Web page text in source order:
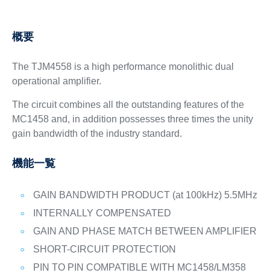
概要
The TJM4558 is a high performance monolithic dual
operational amplifier.
The circuit combines all the outstanding features of the
MC1458 and, in addition possesses three times the unity
gain bandwidth of the industry standard.
機能一覧
GAIN BANDWIDTH PRODUCT (at 100kHz) 5.5MHz
INTERNALLY COMPENSATED
GAIN AND PHASE MATCH BETWEEN AMPLIFIER
SHORT-CIRCUIT PROTECTION
PIN TO PIN COMPATIBLE WITH MC1458/LM358